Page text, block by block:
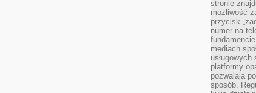
stronie
możliwość
przycisk
numer na
mediach
platformy
pozwalają
sposób.